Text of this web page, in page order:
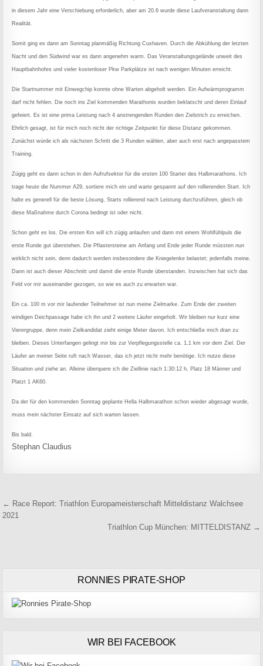
in diesem Jahr eine Verschiebung erforderlich, aber am 20.6 wurde diese Laufveranstaltung dann
Realität.
Somit ging es dann am Sonntag planmäßig Richtung Cuxhaven. Durch die Abkühlung der letzten
Nacht und den Südwind war es dann angenehm warm. Das Veranstaltungsgelände unweit des
Hauptbahnhofes und vieler kostenloser Pkw Parkplätze ist nach wenigen Minuten erreicht.
Die Startnummer mit Einwegchip konnte ohne Warten abgeholt werden. Ein Aufwärmprogramm
darf nicht fehlen. Die noch ins Ziel kommenden Marathonis wurden beklatscht und deren Einlauf
gefeiert. Es ist eine prima Leistung nach 4 anstrengenden Runden den Zielstrich zu erreichen.
Ehrlich gesagt, ist für mich noch nicht der richtige Zeitpunkt für diese Distanz gekommen.
Zunächst würde ich als nächsten Schritt die 3 Runden wählen, aber auch erst nach angepasstem
Training.
Zügig geht es dann schon in den Aufrufsektor für die ersten 100 Starter des Halbmarathons. Ich
trage heute die Nummer A29, sortiere mich ein und warte gespannt auf den rollierenden Start. Ich
halte es generell für die beste Lösung, Starts rollierend nach Leistung durchzuführen, gleich ob
diese Maßnahme durch Corona bedingt ist oder nicht.
Schon geht es los. Die ersten Km will ich zügig anlaufen und dann mit einem Wohlfühlpuls die
erste Runde gut überstehen. Die Pflastersteine am Anfang und Ende jeder Runde müssten nun
wirklich nicht sein, denn dadurch werden insbesondere die Kniegelenke belastet; jedenfalls meine.
Dann ist auch dieser Abschnitt und damit die erste Runde überstanden. Inzwischen hat sich das
Feld vor mir auseinander gezogen, so wie es auch zu erwarten war.
Ein ca. 100 m vor mir laufender Teilnehmer ist nun meine Zielmarke. Zum Ende der zweiten
windigen Deichpassage habe ich ihn und 2 weitere Läufer eingeholt. Wir bleiben nur kurz eine
Vierergruppe, denn mein Zielkandidat zieht einige Meter davon. Ich entschließe mich dran zu
bleiben. Dieses Unterfangen gelingt mir bis zur Verpflegungsstelle ca. 1,1 km vor dem Ziel. Der
Läufer an meiner Seite ruft nach Wasser, das ich jetzt nicht mehr benötige. Ich nutze diese
Situation und ziehe an. Alleine überquere ich die Ziellinie nach 1:30:12 h, Platz 18 Männer und
Platzt 1 AK60.
Da der für den kommenden Sonntag geplante Hella Halbmarathon schon wieder abgesagt wurde,
muss mein nächster Einsatz auf sich warten lassen.
Bis bald.
Stephan Claudius
Beitragsnavigation
← Race Report: Triathlon Europameisterschaft Mitteldistanz Walchsee
2021
Triathlon Cup München: MITTELDISTANZ →
RONNIES PIRATE-SHOP
WIR BEI FACEBOOK